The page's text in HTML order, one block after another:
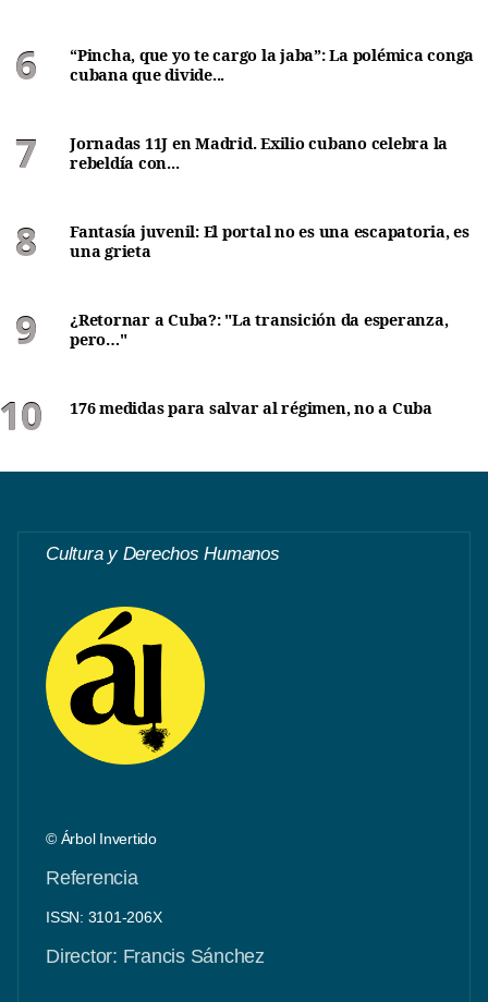
“Pincha, que yo te cargo la jaba”: La polémica conga
cubana que divide...
Jornadas 11J en Madrid. Exilio cubano celebra la
rebeldía con...
Fantasía juvenil: El portal no es una escapatoria, es
una grieta
¿Retornar a Cuba?: "La transición da esperanza,
pero…"
176 medidas para salvar al régimen, no a Cuba
Cultura y Derechos Humanos
© Árbol Invertido
Referencia
ISSN: 3101-206X
Director: Francis Sánchez